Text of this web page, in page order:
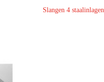
Slangen 4 staalinlagen.